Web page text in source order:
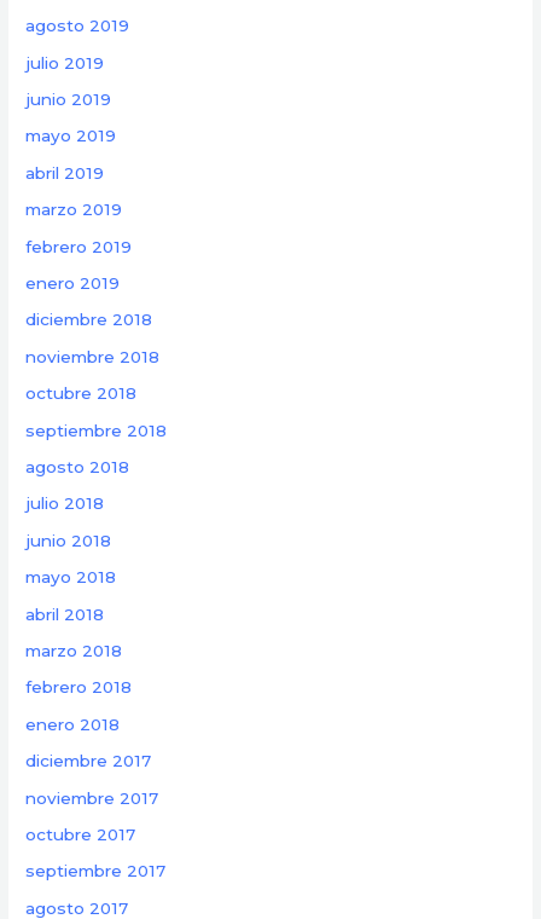
agosto 2019
julio 2019
junio 2019
mayo 2019
abril 2019
marzo 2019
febrero 2019
enero 2019
diciembre 2018
noviembre 2018
octubre 2018
septiembre 2018
agosto 2018
julio 2018
junio 2018
mayo 2018
abril 2018
marzo 2018
febrero 2018
enero 2018
diciembre 2017
noviembre 2017
octubre 2017
septiembre 2017
agosto 2017